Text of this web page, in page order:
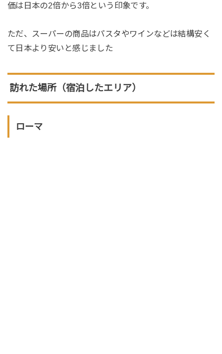
価は日本の2倍から3倍という印象です。
ただ、スーパーの商品はパスタやワインなどは結構安く
て日本より安いと感じました
訪れた場所（宿泊したエリア）
ローマ